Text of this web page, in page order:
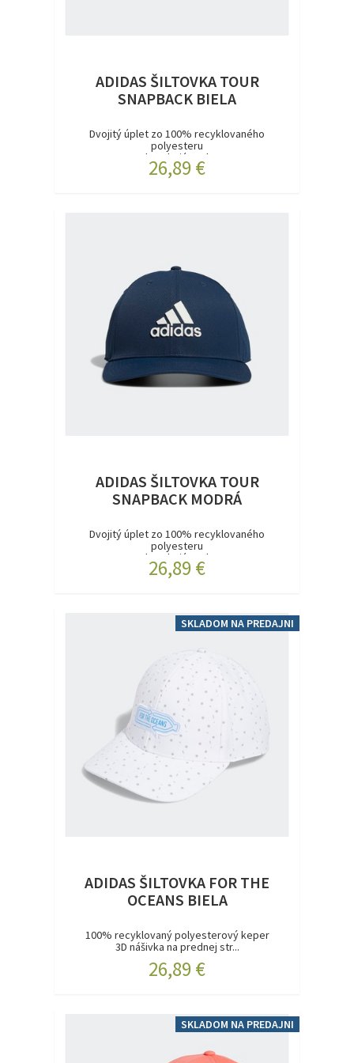
ADIDAS ŠILTOVKA TOUR
SNAPBACK BIELA
Dvojitý úplet zo 100% recyklovaného
polyesteru
Absorbujúca vl...
26,89 €
ADIDAS ŠILTOVKA TOUR
SNAPBACK MODRÁ
Dvojitý úplet zo 100% recyklovaného
polyesteru
Absorbujúca vl...
26,89 €
SKLADOM NA PREDAJNI
ADIDAS ŠILTOVKA FOR THE
OCEANS BIELA
100% recyklovaný polyesterový keper
3D nášivka na prednej str...
26,89 €
SKLADOM NA PREDAJNI